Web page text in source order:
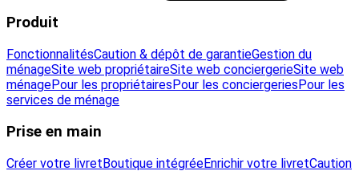
Produit
FonctionnalitésCaution & dépôt de garantieGestion du
ménageSite web propriétaireSite web conciergerieSite web
ménagePour les propriétaires Pour les conciergeries Pour les
services de ménage
Prise en main
Créer votre livretBoutique intégréeEnrichir votre livretCaution